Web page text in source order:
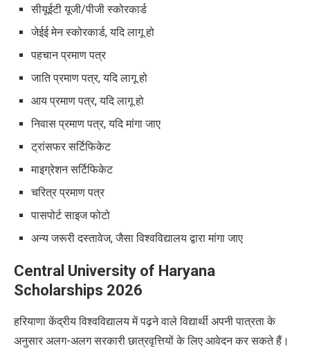
सीयूईटी यूजी/पीजी स्कोरकार्ड
जेईई मेन स्कोरकार्ड, यदि लागू हो
पहचान प्रमाण पत्र
जाति प्रमाण पत्र, यदि लागू हो
आय प्रमाण पत्र, यदि लागू हो
निवास प्रमाण पत्र, यदि मांगा जाए
ट्रांसफर सर्टिफिकेट
माइग्रेशन सर्टिफिकेट
चरित्र प्रमाण पत्र
पासपोर्ट साइज फोटो
अन्य जरूरी दस्तावेज, जैसा विश्वविद्यालय द्वारा मांगा जाए
Central University of Haryana
Scholarships 2026
हरियाणा केंद्रीय विश्वविद्यालय में पढ़ने वाले विद्यार्थी अपनी पात्रता के
अनुसार अलग-अलग सरकारी छात्रवृत्तियों के लिए आवेदन कर सकते हैं।